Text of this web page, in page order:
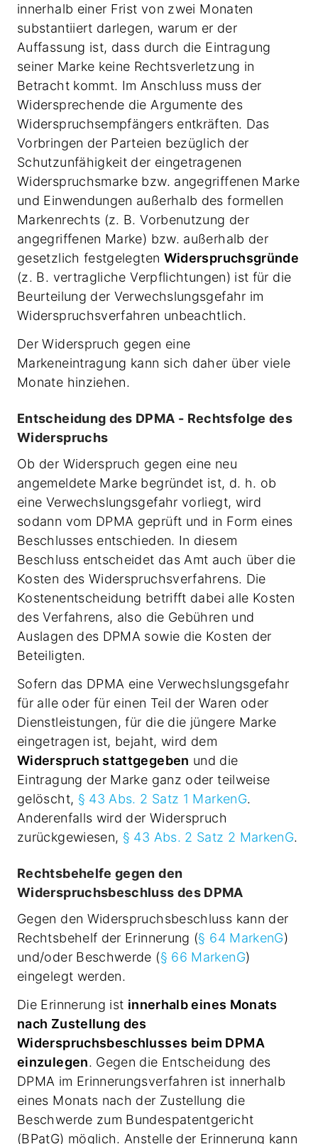
innerhalb einer Frist von zwei Monaten
substantiiert darlegen, warum er der
Auffassung ist, dass durch die Eintragung
seiner Marke keine Rechtsverletzung in
Betracht kommt. Im Anschluss muss der
Widersprechende die Argumente des
Widerspruchsempfängers entkräften. Das
Vorbringen der Parteien bezüglich der
Schutzunfähigkeit der eingetragenen
Widerspruchsmarke bzw. angegriffenen Marke
und Einwendungen außerhalb des formellen
Markenrechts (z. B. Vorbenutzung der
angegriffenen Marke) bzw. außerhalb der
gesetzlich festgelegten Widerspruchsgründe
(z. B. vertragliche Verpflichtungen) ist für die
Beurteilung der Verwechslungsgefahr im
Widerspruchsverfahren unbeachtlich.
Der Widerspruch gegen eine
Markeneintragung kann sich daher über viele
Monate hinziehen.
Entscheidung des DPMA - Rechtsfolge des
Widerspruchs
Ob der Widerspruch gegen eine neu
angemeldete Marke begründet ist, d. h. ob
eine Verwechslungsgefahr vorliegt, wird
sodann vom DPMA geprüft und in Form eines
Beschlusses entschieden. In diesem
Beschluss entscheidet das Amt auch über die
Kosten des Widerspruchsverfahrens. Die
Kostenentscheidung betrifft dabei alle Kosten
des Verfahrens, also die Gebühren und
Auslagen des DPMA sowie die Kosten der
Beteiligten.
Sofern das DPMA eine Verwechslungsgefahr
für alle oder für einen Teil der Waren oder
Dienstleistungen, für die die jüngere Marke
eingetragen ist, bejaht, wird dem
Widerspruch stattgegeben und die
Eintragung der Marke ganz oder teilweise
gelöscht, § 43 Abs. 2 Satz 1 MarkenG.
Anderenfalls wird der Widerspruch
zurückgewiesen, § 43 Abs. 2 Satz 2 MarkenG.
Rechtsbehelfe gegen den
Widerspruchsbeschluss des DPMA
Gegen den Widerspruchsbeschluss kann der
Rechtsbehelf der Erinnerung (§ 64 MarkenG)
und/oder Beschwerde (§ 66 MarkenG)
eingelegt werden.
Die Erinnerung ist innerhalb eines Monats
nach Zustellung des
Widerspruchsbeschlusses beim DPMA
einzulegen. Gegen die Entscheidung des
DPMA im Erinnerungsverfahren ist innerhalb
eines Monats nach der Zustellung die
Beschwerde zum Bundespatentgericht
(BPatG) möglich. Anstelle der Erinnerung kann